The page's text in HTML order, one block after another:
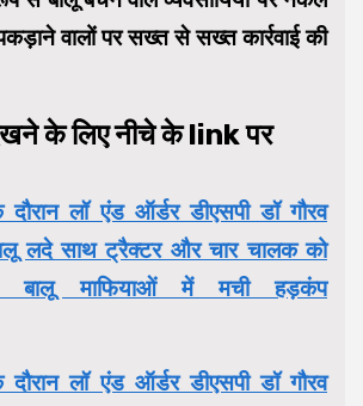
वालों पर सख्त से सख्त कार्रवाई की
के लिए नीचे के link पर
दौरान लॉ एंड ऑर्डर डीएसपी डॉ गौरव
लदे साथ ट्रैक्टर और चार चालक को
बालू माफियाओं में मची हड़कंप
दौरान लॉ एंड ऑर्डर डीएसपी डॉ गौरव